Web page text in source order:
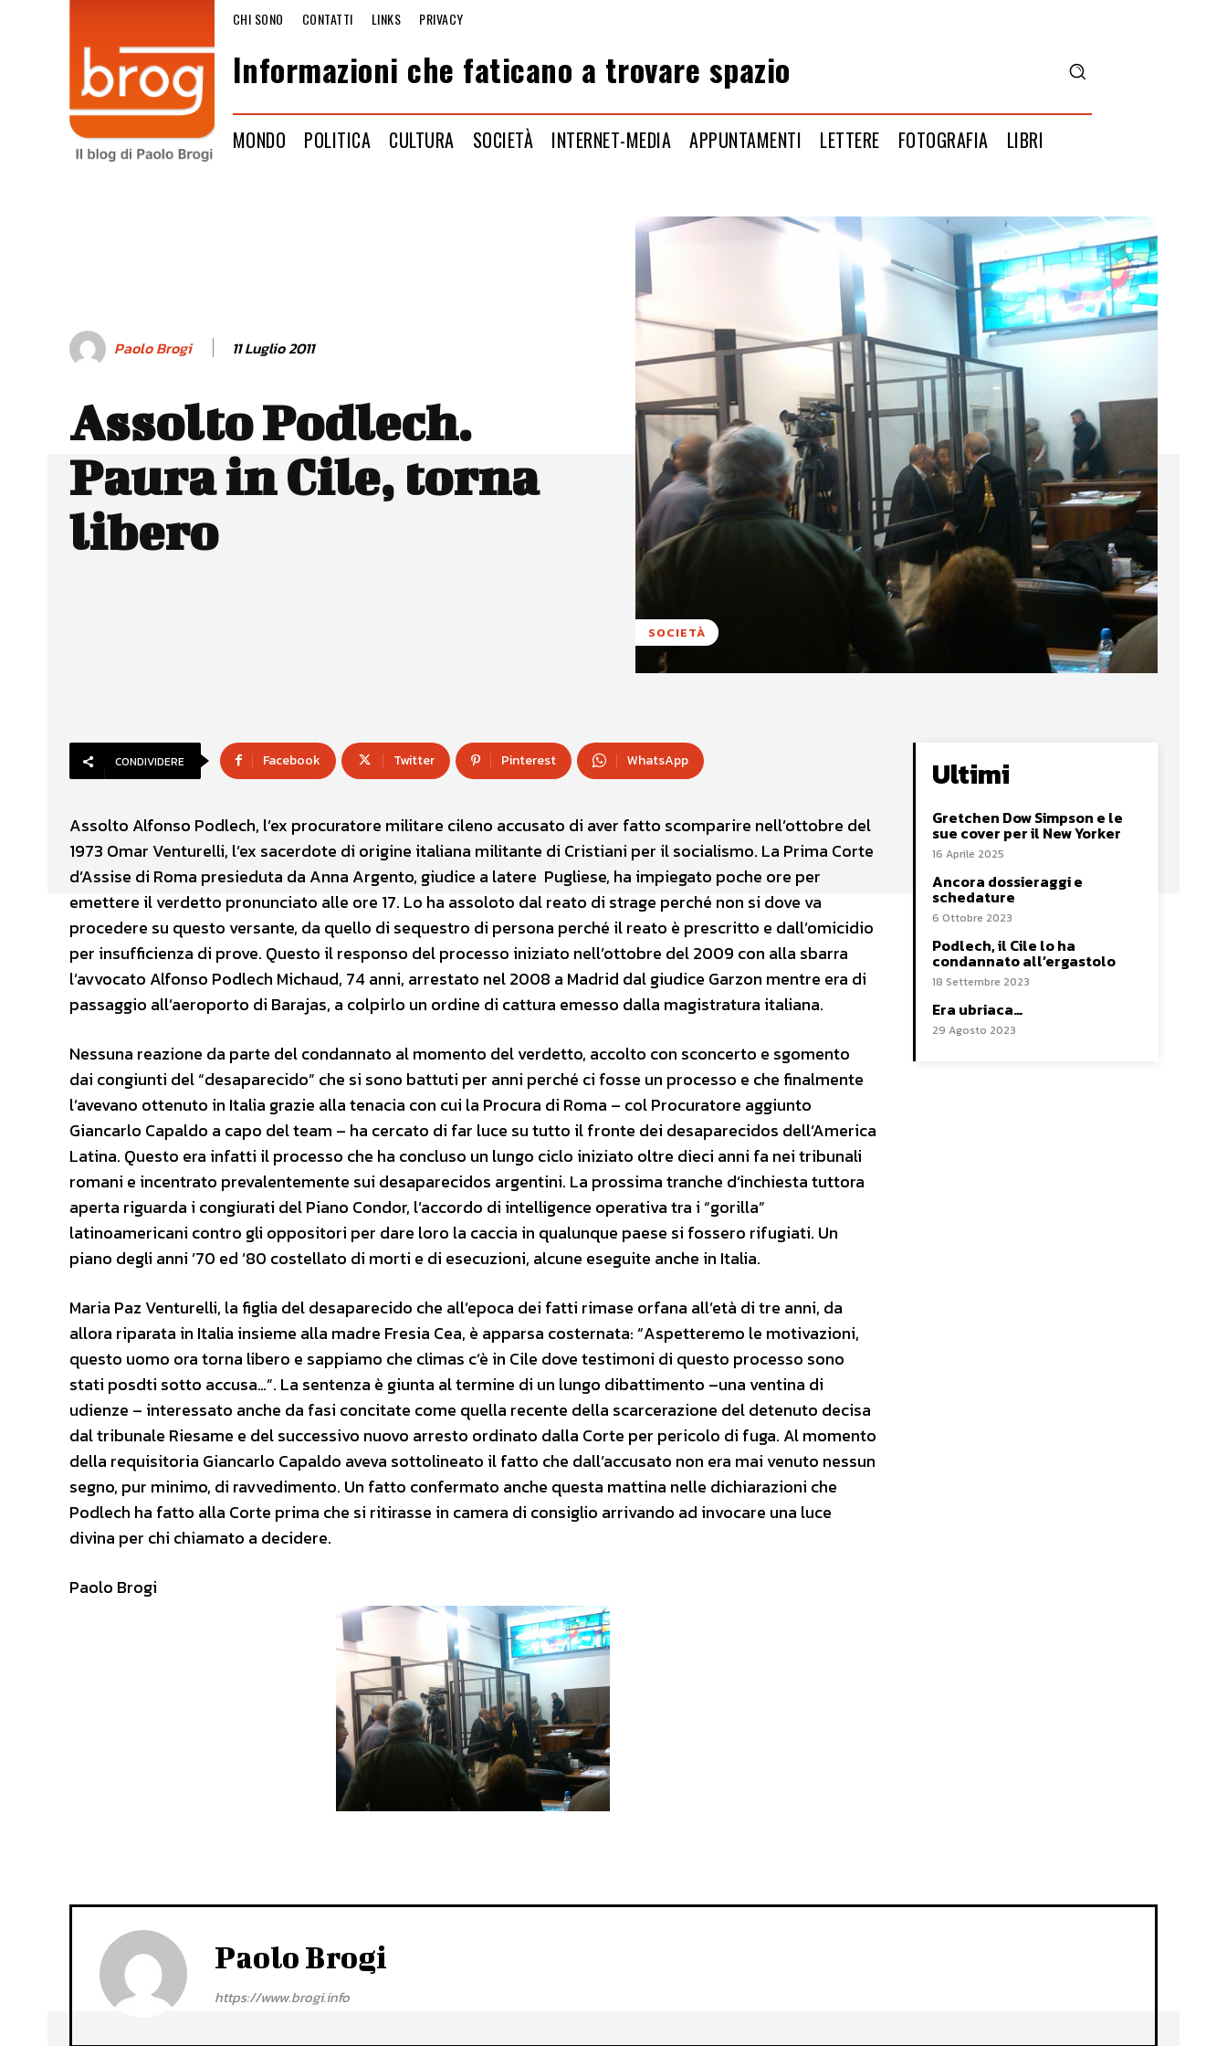
CHI SONO CONTATTI LINKS PRIVACY
Informazioni che faticano a trovare spazio
MONDO POLITICA CULTURA SOCIETÀ INTERNET-MEDIA APPUNTAMENTI LETTERE FOTOGRAFIA LIBRI
Paolo Brogi 11 Luglio 2011
Assolto Podlech.
Paura in Cile, torna
libero
SOCIETÀ
CONDIVIDERE Facebook Twitter Pinterest WhatsApp
Assolto Alfonso Podlech, l’ex procuratore militare cileno accusato di aver fatto scomparire nell’ottobre del
1973 Omar Venturelli, l’ex sacerdote di origine italiana militante di Cristiani per il socialismo. La Prima Corte
d’Assise di Roma presieduta da Anna Argento, giudice a latere Pugliese, ha impiegato poche ore per
emettere il verdetto pronunciato alle ore 17. Lo ha assoloto dal reato di strage perché non si dove va
procedere su questo versante, da quello di sequestro di persona perché il reato è prescritto e dall’omicidio
per insufficienza di prove. Questo il responso del processo iniziato nell’ottobre del 2009 con alla sbarra
l’avvocato Alfonso Podlech Michaud, 74 anni, arrestato nel 2008 a Madrid dal giudice Garzon mentre era di
passaggio all’aeroporto di Barajas, a colpirlo un ordine di cattura emesso dalla magistratura italiana.
Nessuna reazione da parte del condannato al momento del verdetto, accolto con sconcerto e sgomento
dai congiunti del “desaparecido” che si sono battuti per anni perché ci fosse un processo e che finalmente
l’avevano ottenuto in Italia grazie alla tenacia con cui la Procura di Roma – col Procuratore aggiunto
Giancarlo Capaldo a capo del team – ha cercato di far luce su tutto il fronte dei desaparecidos dell’America
Latina. Questo era infatti il processo che ha concluso un lungo ciclo iniziato oltre dieci anni fa nei tribunali
romani e incentrato prevalentemente sui desaparecidos argentini. La prossima tranche d’inchiesta tuttora
aperta riguarda i congiurati del Piano Condor, l’accordo di intelligence operativa tra i “gorilla”
latinoamericani contro gli oppositori per dare loro la caccia in qualunque paese si fossero rifugiati. Un
piano degli anni ’70 ed ’80 costellato di morti e di esecuzioni, alcune eseguite anche in Italia.
Maria Paz Venturelli, la figlia del desaparecido che all’epoca dei fatti rimase orfana all’età di tre anni, da
allora riparata in Italia insieme alla madre Fresia Cea, è apparsa costernata: “Aspetteremo le motivazioni,
questo uomo ora torna libero e sappiamo che climas c’è in Cile dove testimoni di questo processo sono
stati posdti sotto accusa…”. La sentenza è giunta al termine di un lungo dibattimento –una ventina di
udienze – interessato anche da fasi concitate come quella recente della scarcerazione del detenuto decisa
dal tribunale Riesame e del successivo nuovo arresto ordinato dalla Corte per pericolo di fuga. Al momento
della requisitoria Giancarlo Capaldo aveva sottolineato il fatto che dall’accusato non era mai venuto nessun
segno, pur minimo, di ravvedimento. Un fatto confermato anche questa mattina nelle dichiarazioni che
Podlech ha fatto alla Corte prima che si ritirasse in camera di consiglio arrivando ad invocare una luce
divina per chi chiamato a decidere.
Paolo Brogi
Ultimi
Gretchen Dow Simpson e le
sue cover per il New Yorker
16 Aprile 2025
Ancora dossieraggi e
schedature
6 Ottobre 2023
Podlech, il Cile lo ha
condannato all’ergastolo
18 Settembre 2023
Era ubriaca…
29 Agosto 2023
Paolo Brogi
https://www.brogi.info